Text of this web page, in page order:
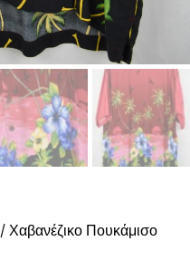
/ Χαβανέζικο Πουκάμισο